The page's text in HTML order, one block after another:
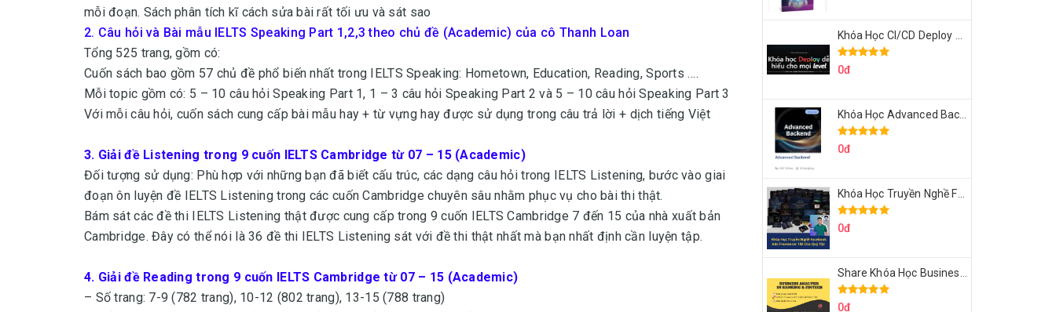
mỗi đoạn. Sách phân tích kĩ cách sửa bài rất tối ưu và sát sao
2. Câu hỏi và Bài mẫu IELTS Speaking Part 1,2,3 theo chủ đề (Academic) của cô Thanh Loan
Tổng 525 trang, gồm có:
Cuốn sách bao gồm 57 chủ đề phổ biến nhất trong IELTS Speaking: Hometown, Education, Reading, Sports ….
Mỗi topic gồm có: 5 – 10 câu hỏi Speaking Part 1, 1 – 3 câu hỏi Speaking Part 2 và 5 – 10 câu hỏi Speaking Part 3
Với mỗi câu hỏi, cuốn sách cung cấp bài mẫu hay + từ vựng hay được sử dụng trong câu trả lời + dịch tiếng Việt
3. Giải đề Listening trong 9 cuốn IELTS Cambridge từ 07 – 15 (Academic)
Đối tượng sử dụng: Phù hợp với những bạn đã biết cấu trúc, các dạng câu hỏi trong IELTS Listening, bước vào giai
đoạn ôn luyện đề IELTS Listening trong các cuốn Cambridge chuyên sâu nhằm phục vụ cho bài thi thật.
Bám sát các đề thi IELTS Listening thật được cung cấp trong 9 cuốn IELTS Cambridge 7 đến 15 của nhà xuất bản
Cambridge. Đây có thể nói là 36 đề thi IELTS Listening sát với đề thi thật nhất mà bạn nhất định cần luyện tập.
4. Giải đề Reading trong 9 cuốn IELTS Cambridge từ 07 – 15 (Academic)
– Số trang: 7-9 (782 trang), 10-12 (802 trang), 13-15 (788 trang)
0đ
0đ
0đ
0đ